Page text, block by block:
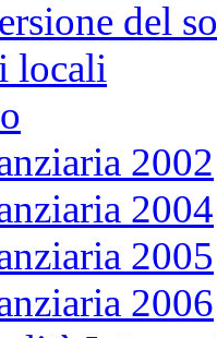
del
locali
2002
2004
2005
2006